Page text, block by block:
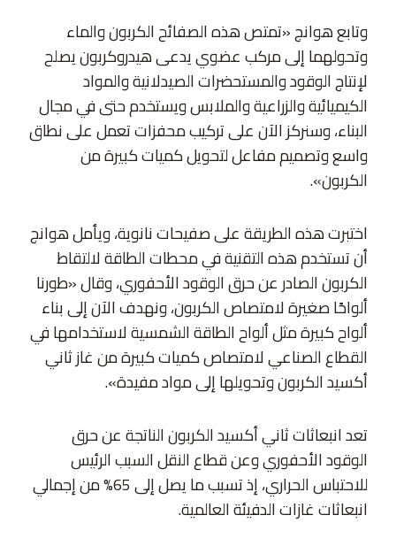
وتابع هوانج «تمتص هذه الصفائح الكربون والماء
وتحولهما إلى مركب عضوي يدعى هيدروكربون يصلح
لإنتاج الوقود والمستحضرات الصيدلانية والمواد
الكيميائية والزراعية والملابس ويستخدم حتى في مجال
البناء، وسنركز الآن على تركيب محفزات تعمل على نطاق
واسع وتصميم مفاعل لتحويل كميات كبيرة من
الكربون».
اختبرت هذه الطريقة على صفيحات نانوية، ويأمل هوانج
أن تستخدم هذه التقنية في محطات الطاقة لالتقاط
الكربون الصادر عن حرق الوقود الأحفوري، وقال «طورنا
ألواحًا صغيرة لامتصاص الكربون، ونهدف الآن إلى بناء
ألواح كبيرة مثل ألواح الطاقة الشمسية لاستخدامها في
القطاع الصناعي لامتصاص كميات كبيرة من غاز ثاني
أكسيد الكربون وتحويلها إلى مواد مفيدة».
تعد انبعاثات ثاني أكسيد الكربون الناتجة عن حرق
الوقود الأحفوري وعن قطاع النقل السبب الرئيس
للاحتباس الحراري، إذ تسبب ما يصل إلى 65% من إجمالي
انبعاثات غازات الدفيئة العالمية.